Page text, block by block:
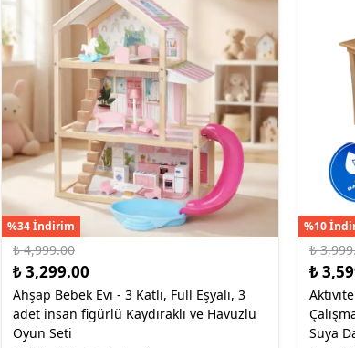
%34 İndirim
₺ 4,999.00
₺ 3,299.00
Ahşap Bebek Evi - 3 Katlı, Full Eşyalı, 3
adet insan figürlü Kaydıraklı ve Havuzlu
Oyun Seti
%10
₺
₺
Suya